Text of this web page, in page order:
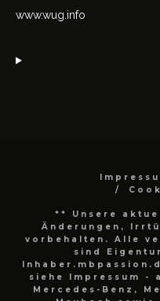
www.wug.info
** Unsere
Änderungen,
vorbehalten. Alle
sind
siehe Impressum -
Mercedes-Benz,